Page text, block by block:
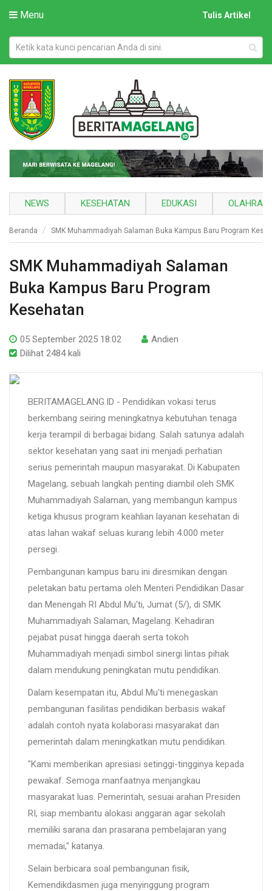
Menu Tulis Artikel
NEWS KESEHATAN EDUKASI
Beranda SMK Muhammadiyah Salaman Buka Kampus Baru Program
SMK Muhammadiyah Salaman
Buka Kampus Baru Program
Kesehatan
05 September 2025 18:02
Andien
Dilihat 2484 kali
BERITAMAGELANG.ID - Pendidikan vokasi terus
berkembang seiring meningkatnya kebutuhan tenaga
kerja terampil di berbagai bidang. Salah satunya adalah
sektor kesehatan yang saat ini menjadi perhatian
serius pemerintah maupun masyarakat. Di Kabupaten
Magelang, sebuah langkah penting diambil oleh SMK
Muhammadiyah Salaman, yang membangun kampus
ketiga khusus program keahlian layanan kesehatan di
atas lahan wakaf seluas kurang lebih 4.000 meter
persegi.
Pembangunan kampus baru ini diresmikan dengan
peletakan batu pertama oleh Menteri Pendidikan Dasar
dan Menengah RI Abdul Mu'ti, Jumat (5/), di SMK
Muhammadiyah Salaman, Magelang. Kehadiran
pejabat pusat hingga daerah serta tokoh
Muhammadiyah menjadi simbol sinergi lintas pihak
dalam mendukung peningkatan mutu pendidikan.
Dalam kesempatan itu, Abdul Mu'ti menegaskan
pembangunan fasilitas pendidikan berbasis wakaf
adalah contoh nyata kolaborasi masyarakat dan
pemerintah dalam meningkatkan mutu pendidikan.
"Kami memberikan apresiasi setinggi-tingginya kepada
pewakaf. Semoga manfaatnya menjangkau
masyarakat luas. Pemerintah, sesuai arahan Presiden
RI, siap membantu alokasi anggaran agar sekolah
memiliki sarana dan prasarana pembelajaran yang
memadai," katanya.
Selain berbicara soal pembangunan fisik,
Kemendikdasmen juga menyinggung program